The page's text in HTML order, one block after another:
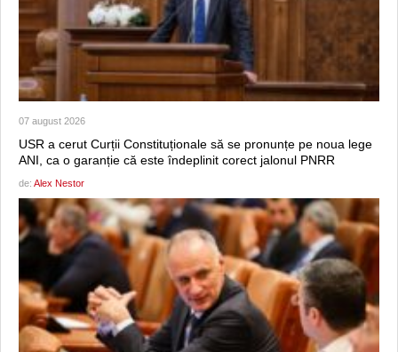
07 august 2026
USR a cerut Curții Constituționale să se pronunțe pe noua lege
ANI, ca o garanție că este îndeplinit corect jalonul PNRR
de: Alex Nestor